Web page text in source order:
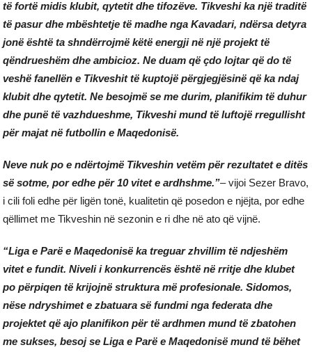
të fortë midis klubit, qytetit dhe tifozëve. Tikveshi ka një traditë
të pasur dhe mbështetje të madhe nga Kavadari, ndërsa detyra
jonë është ta shndërrojmë këtë energji në një projekt të
qëndrueshëm dhe ambicioz. Ne duam që çdo lojtar që do të
veshë fanellën e Tikveshit të kuptojë përgjegjësinë që ka ndaj
klubit dhe qytetit. Ne besojmë se me durim, planifikim të duhur
dhe punë të vazhdueshme, Tikveshi mund të luftojë rregullisht
për majat në futbollin e Maqedonisë.
Neve nuk po e ndërtojmë Tikveshin vetëm për rezultatet e ditës
së sotme, por edhe për 10 vitet e ardhshme.”– vijoi Sezer Bravo,
i cili foli edhe për ligën tonë, kualitetin që posedon e njëjta, por edhe
qëllimet me Tikveshin në sezonin e ri dhe në ato që vijnë.
“Liga e Parë e Maqedonisë ka treguar zhvillim të ndjeshëm
vitet e fundit. Niveli i konkurrencës është në rritje dhe klubet
po përpiqen të krijojnë struktura më profesionale. Sidomos,
nëse ndryshimet e zbatuara së fundmi nga federata dhe
projektet që ajo planifikon për të ardhmen mund të zbatohen
me sukses, besoj se Liga e Parë e Maqedonisë mund të bëhet